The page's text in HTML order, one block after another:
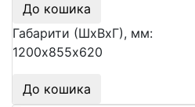
До кошика
Габарити (ШхВхГ), мм:
1200х855х620
До кошика